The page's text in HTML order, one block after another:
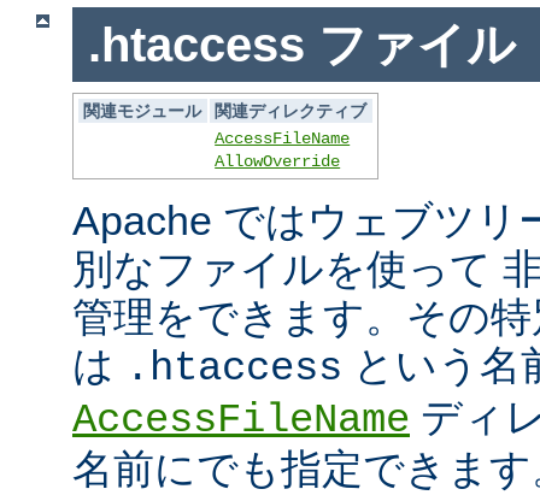
.htaccess ファイル
関連モジュール
関連ディレクティブ
AccessFileName
AllowOverride
Apache ではウェブツリ
別なファイルを使って
管理をできます。その
は .htaccess という名
AccessFileName ディ
名前にでも指定できま